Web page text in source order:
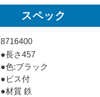
スペック
8716400
●長さ457
●色:ブラック
●ビス付
●材質 鉄